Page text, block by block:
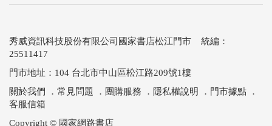
秀威資訊科技股份有限公司國家書店松江門市 統編：
25511417
門市地址：104 台北市中山區松江路209號1樓
關於我們
． 常見問題 ． 團購服務 ． 隱私權說明 ． 門市據點 ．
客服信箱
Copyright © 國家網路書店